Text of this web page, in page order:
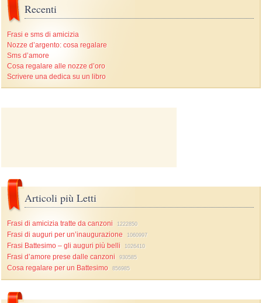
Recenti
Frasi e sms di amicizia
Nozze d’argento: cosa regalare
Sms d’amore
Cosa regalare alle nozze d’oro
Scrivere una dedica su un libro
Articoli più Letti
Frasi di amicizia tratte da canzoni 1222850
Frasi di auguri per un’inaugurazione 1060997
Frasi Battesimo – gli auguri più belli 1026410
Frasi d’amore prese dalle canzoni 930585
Cosa regalare per un Battesimo 856985